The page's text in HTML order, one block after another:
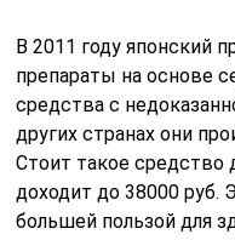
В 2011 году японский
препараты на основе
средства с
других странах они
Стоит такое средство
доходит до 38000 руб.
большей пользой для